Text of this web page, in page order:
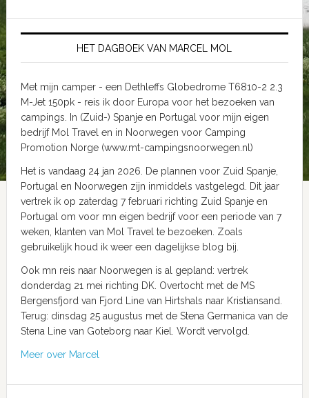
HET DAGBOEK VAN MARCEL MOL
Met mijn camper - een Dethleffs Globedrome T6810-2 2.3
M-Jet 150pk - reis ik door Europa voor het bezoeken van
campings. In (Zuid-) Spanje en Portugal voor mijn eigen
bedrijf Mol Travel en in Noorwegen voor Camping
Promotion Norge (www.mt-campingsnoorwegen.nl)
Het is vandaag 24 jan 2026. De plannen voor Zuid Spanje,
Portugal en Noorwegen zijn inmiddels vastgelegd. Dit jaar
vertrek ik op zaterdag 7 februari richting Zuid Spanje en
Portugal om voor mn eigen bedrijf voor een periode van 7
weken, klanten van Mol Travel te bezoeken. Zoals
gebruikelijk houd ik weer een dagelijkse blog bij.
Ook mn reis naar Noorwegen is al gepland: vertrek
donderdag 21 mei richting DK. Overtocht met de MS
Bergensfjord van Fjord Line van Hirtshals naar Kristiansand.
Terug: dinsdag 25 augustus met de Stena Germanica van de
Stena Line van Goteborg naar Kiel. Wordt vervolgd.
Meer over Marcel